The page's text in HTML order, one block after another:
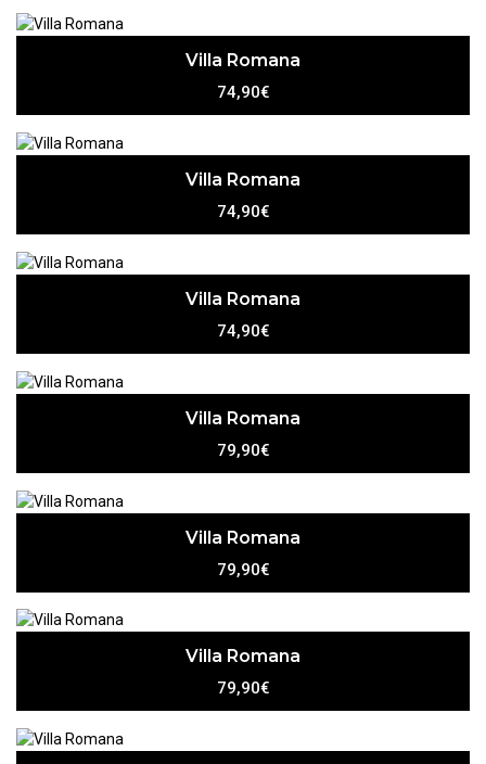
Villa Romana
74,90€
Villa Romana
74,90€
Villa Romana
74,90€
Villa Romana
79,90€
Villa Romana
79,90€
Villa Romana
79,90€